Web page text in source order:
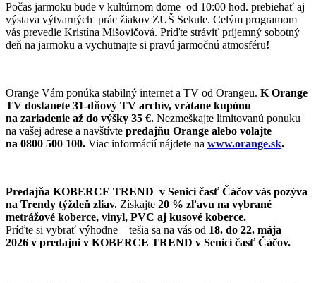
Počas jarmoku bude v kultúrnom dome od 10:00 hod. prebiehať aj
výstava výtvarných prác žiakov ZUŠ Sekule. Celým programom
vás prevedie Kristína Mišovičová. Príďte stráviť príjemný sobotný
deň na jarmoku a vychutnajte si pravú jarmočnú atmosféru!
Orange Vám ponúka stabilný internet a TV od Orangeu. K Orange
TV dostanete 31-dňový TV archív, vrátane kupónu
na zariadenie až do výšky 35 €. Nezmeškajte limitovanú ponuku
na vašej adrese a navštívte predajňu Orange alebo volajte
na 0800 500 100. Viac informácií nájdete na www.orange.sk.
Predajňa KOBERCE TREND v Senici časť Čáčov vás pozýva
na Trendy týždeň zliav. Získajte 20 % zľavu na vybrané
metrážové koberce, vinyl, PVC aj kusové koberce.
Príďte si vybrať výhodne – tešia sa na vás od 18. do 22. mája
2026 v predajni v KOBERCE TREND v Senici časť Čáčov.